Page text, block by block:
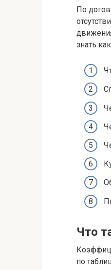
По
знать
Что
по